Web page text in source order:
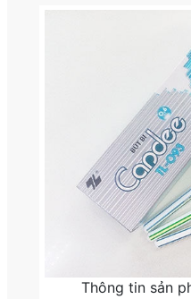
Thông tin sản